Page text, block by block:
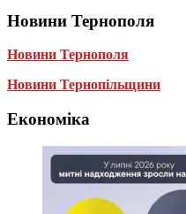
Новини Тернополя
Новини Тернополя
Новини Тернопільщини
Економіка